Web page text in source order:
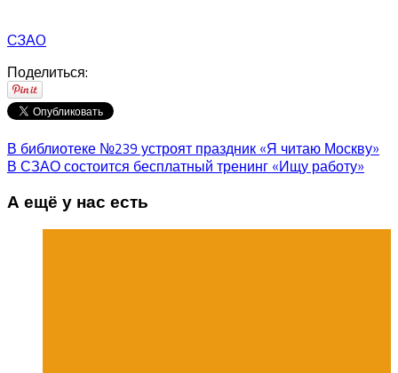
СЗАО
Поделиться:
В библиотеке №239 устроят праздник «Я читаю Москву»
В СЗАО состоится бесплатный тренинг «Ищу работу»
А ещё у нас есть